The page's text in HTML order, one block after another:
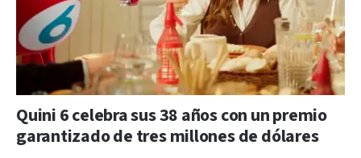
Quini 6 celebra sus 38 años con un premio
garantizado de tres millones de dólares